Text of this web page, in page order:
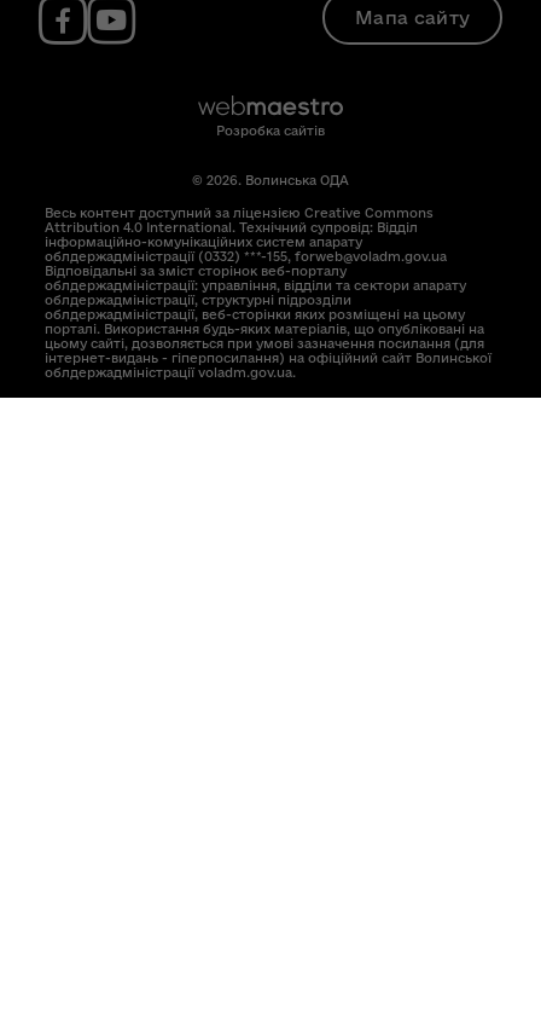
Мапа сайту
Розробка сайтів
© 2026. Волинська ОДА
Весь контент доступний за ліцензією Creative Commons
Attribution 4.0 International. Технічний супровід: Відділ
інформаційно-комунікаційних систем апарату
облдержадміністрації (0332) ***-155, forweb@voladm.gov.ua
Відповідальні за зміст сторінок веб-порталу
облдержадміністрації: управління, відділи та сектори апарату
облдержадміністрації, структурні підрозділи
облдержадміністрації, веб-сторінки яких розміщені на цьому
порталі. Використання будь-яких матеріалів, що опубліковані на
цьому сайті, дозволяється при умові зазначення посилання (для
інтернет-видань - гіперпосилання) на офіційний сайт Волинської
облдержадміністрації voladm.gov.ua.